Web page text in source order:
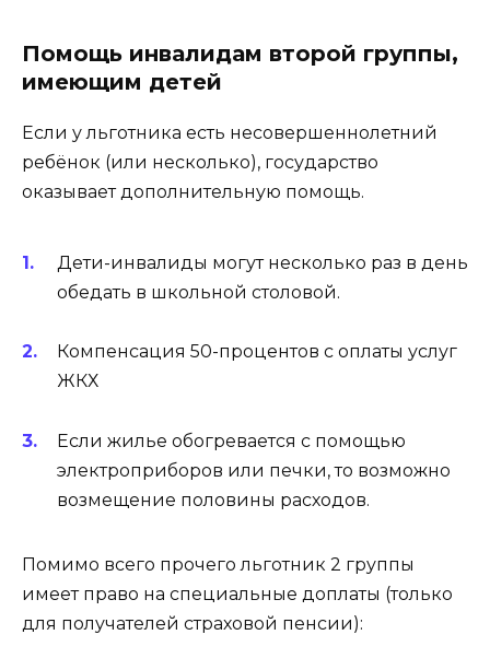
Помощь инвалидам второй группы,
имеющим детей
Если у льготника есть несовершеннолетний
ребёнок (или несколько), государство
оказывает дополнительную помощь.
Дети-инвалиды могут несколько раз в день
обедать в школьной столовой.
Компенсация 50-процентов с оплаты услуг
ЖКХ
Если жилье обогревается с помощью
электроприборов или печки, то возможно
возмещение половины расходов.
Помимо всего прочего льготник 2 группы
имеет право на специальные доплаты (только
для получателей страховой пенсии):